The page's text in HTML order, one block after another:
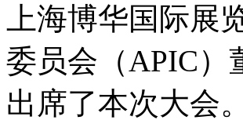
上海博华国际展
委员会（APIC）
出席了本次大会。